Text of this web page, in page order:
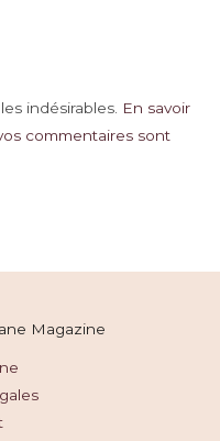
indésirables. En savoir
commentaires sont
Magazine